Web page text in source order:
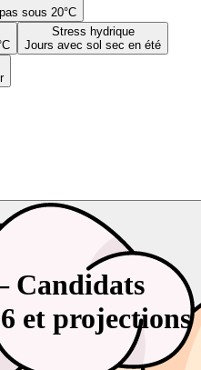
sous 20°C
Stress hydrique
Jours avec sol sec en été
Candidats
et projections